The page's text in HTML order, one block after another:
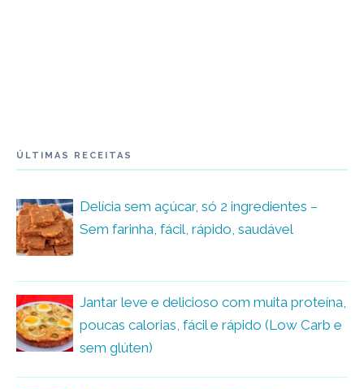
ÚLTIMAS RECEITAS
Delícia sem açúcar, só 2 ingredientes –
Sem farinha, fácil, rápido, saudável
Jantar leve e delicioso com muita proteína,
poucas calorias, fácil e rápido (Low Carb e
sem glúten)